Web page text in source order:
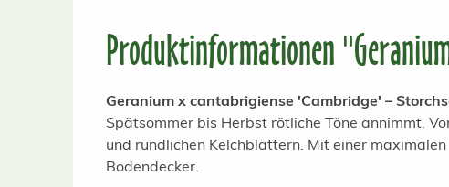
Produktinformationen
Geranium x cantabrigiense 'Cambridge' –
Spätsommer bis Herbst rötliche Töne annimmt.
und rundlichen Kelchblättern. Mit einer
Bodendecker.